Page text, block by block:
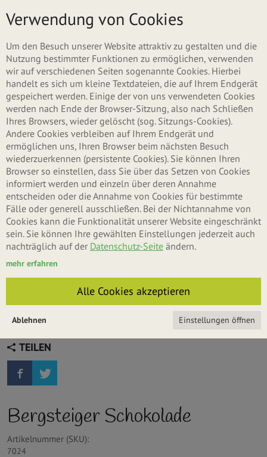
Menü
TEILEN
Bergsteiger Schokolade
Artikelnummer (SKU):
7024
Verwendung von Cookies
Um den Besuch unserer Website attraktiv zu gestalten und die
Nutzung bestimmter Funktionen zu ermöglichen, verwenden
wir auf verschiedenen Seiten sogenannte Cookies. Hierbei
handelt es sich um kleine Textdateien, die auf Ihrem Endgerät
gespeichert werden. Einige der von uns verwendeten Cookies
werden nach Ende der Browser-Sitzung, also nach Schließen
Ihres Browsers, wieder gelöscht (sog. Sitzungs-Cookies).
Andere Cookies verbleiben auf Ihrem Endgerät und
ermöglichen uns, Ihren Browser beim nächsten Besuch
wiederzuerkennen (persistente Cookies). Sie können Ihren
Browser so einstellen, dass Sie über das Setzen von Cookies
informiert werden und einzeln über deren Annahme
entscheiden oder die Annahme von Cookies für bestimmte
Fälle oder generell ausschließen. Bei der Nichtannahme von
Cookies kann die Funktionalität unserer Website eingeschränkt
sein. Sie können Ihre gewählten Einstellungen jederzeit auch
nachträglich auf der Datenschutz-Seite ändern.
mehr erfahren
Alle Cookies akzeptieren
Einstellungen öffnen
Ablehnen